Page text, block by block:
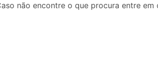
não encontre o que procura entre